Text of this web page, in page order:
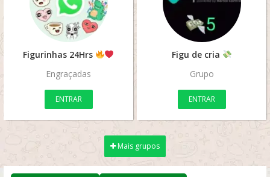
Figurinhas 24Hrs
Engraçadas
ENTRAR
Figu de cria
Grupo
ENTRAR
Mais grupos